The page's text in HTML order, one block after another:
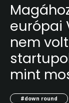
európai
nem
mint
#down round